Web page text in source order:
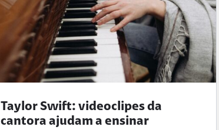
Taylor Swift: videoclipes da
cantora ajudam a ensinar